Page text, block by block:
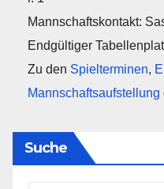
Mannschaftskontakt:
Endgültiger
Zu den Spielterminen,
Mannschaftsaufstellung
Suche